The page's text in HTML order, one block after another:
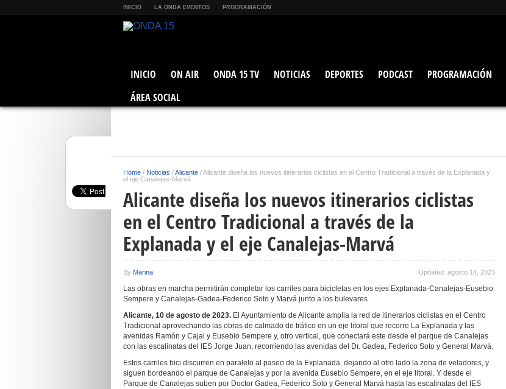
INICIO LA ONDA EVENTOS PROGRAMACIÓN
INICIO ON AIR ONDA 15 TV NOTICIAS DEPORTES PODCAST PROGRAMACIÓN
ÁREA SOCIAL
Home / Noticias /Alicante /Alicante diseña los nuevos itinerarios ciclistas en el Centro Tradicional a través de la Explanada y
el eje Canalejas-Marvá
Alicante diseña los nuevos itinerarios ciclistas
en el Centro Tradicional a través de la
Explanada y el eje Canalejas-Marvá
By Marina Updated: agosto 14, 2023
Las obras en marcha permitirán completar los carriles para bicicletas en los ejes Explanada-Canalejas-Eusebio
Sempere y Canalejas-Gadea-Federico Soto y Marvá junto a los bulevares
Alicante, 10 de agosto de 2023. El Ayuntamiento de Alicante amplia la red de itinerarios ciclistas en el Centro
Tradicional aprovechando las obras de calmado de tráfico en un eje litoral que recorre La Explanada y las
avenidas Ramón y Cajal y Eusebio Sempere y, otro vertical, que conectará este desde el parque de Canalejas
con las escalinatas del IES Jorge Juan, recorriendo las avenidas del Dr. Gadea, Federico Soto y General Marvá.
Estos carriles bici discurren en paralelo al paseo de la Explanada, dejando al otro lado la zona de veladores, y
siguen bordeando el parque de Canalejas y por la avenida Eusebio Sempere, en el eje litoral. Y desde el
Parque de Canalejas suben por Doctor Gadea, Federico Soto y General Marvá hasta las escalinatas del IES